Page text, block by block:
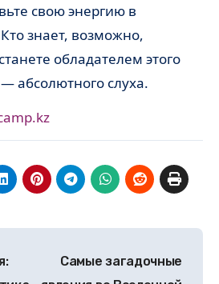
свою энергию в
знает, возможно,
обладателем этого
абсолютного слуха.
Самые загадочные